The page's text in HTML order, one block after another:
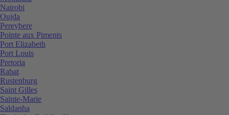
Nairobi
Oujda
Pereybere
Pointe aux Piments
Port Elizabeth
Port Louis
Pretoria
Rabat
Rustenburg
Saint Gilles
Sainte-Marie
Saldanha